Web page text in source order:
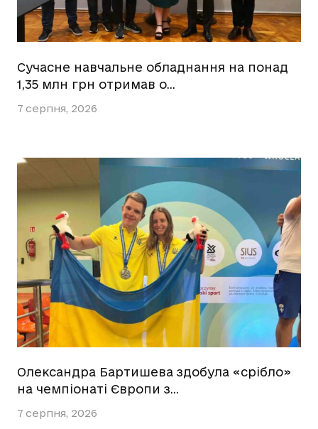
Сучасне навчальне обладнання на понад
1,35 млн грн отримав о…
7 серпня, 2026
Олександра Бартишева здобула «срібло»
на чемпіонаті Європи з…
7 серпня, 2026